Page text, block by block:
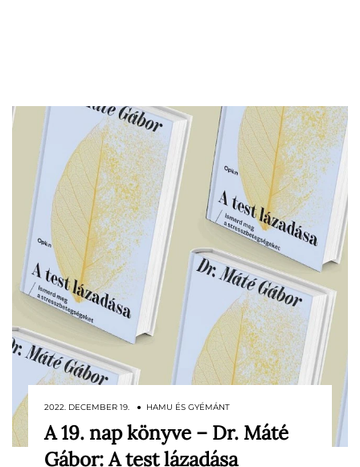
Egy könyv rólunk, emberekről és arról,
hogy milyen károkat okozhat az érzelmek
2022. DECEMBER 19. ● HAMU ÉS GYÉMÁNT
A 19. nap könyve – Dr. Máté
Gábor: A test lázadása